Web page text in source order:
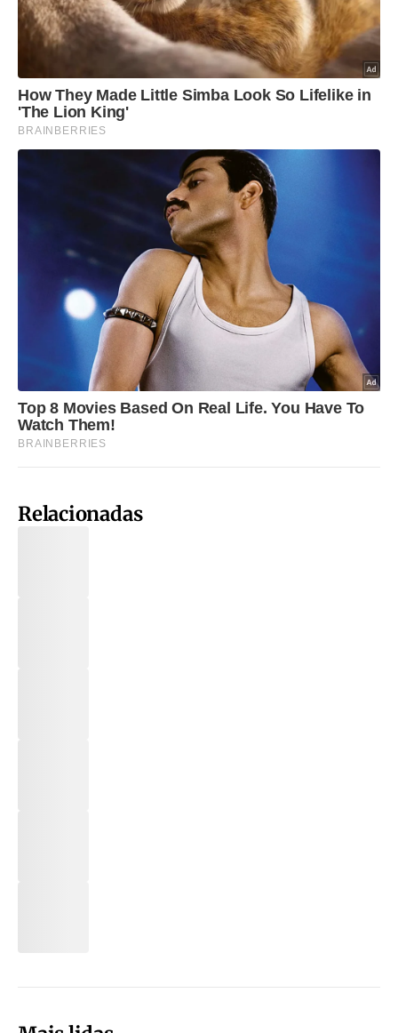
Relacionadas